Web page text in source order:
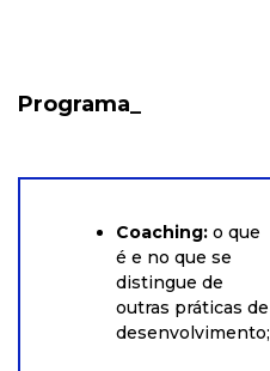
Programa_
Coaching: o que
é e no que se
distingue de
outras práticas de
desenvolvimento;